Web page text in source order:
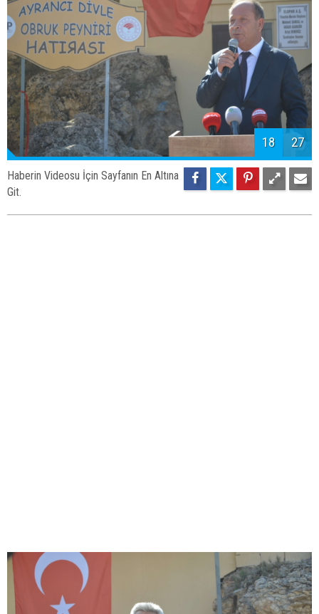
18 27
Haberin Videosu İçin Sayfanın En Altına
Git.